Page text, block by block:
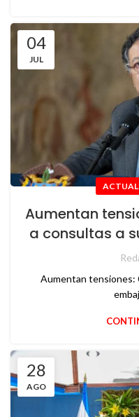
04
JUL
Aumentan
a consultas a
Aumentan tensiones:
28
AGO